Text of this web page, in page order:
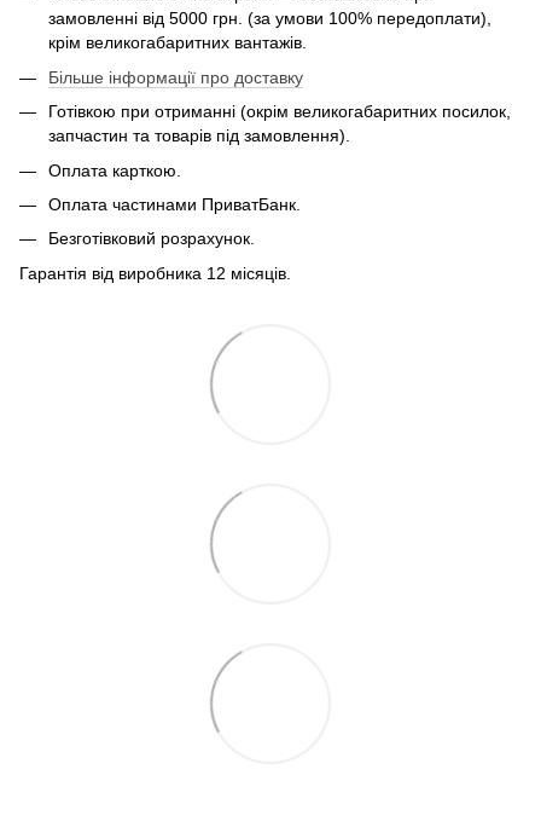
замовленні від 5000 грн. (за умови 100% передоплати),
крім великогабаритних вантажів.
Більше інформації про доставку
Готівкою при отриманні (окрім великогабаритних посилок,
запчастин та товарів під замовлення).
Оплата карткою.
Оплата частинами ПриватБанк.
Безготівковий розрахунок.
Гарантія від виробника 12 місяців.